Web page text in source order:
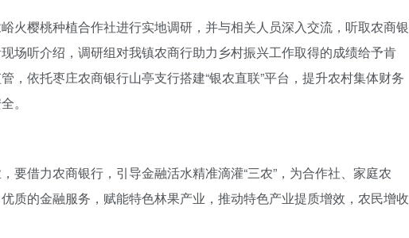
火樱桃种植合作社进行实地调研，并与相关人员深入交流，听取农商银
场听介绍，调研组对我镇农商行助力乡村振兴工作取得的成绩给予肯
，依托枣庄农商银行山亭支行搭建“银农直联”平台，提升农村集体财务
。
要借力农商银行，引导金融活水精准滴灌“三农”，为合作社、家庭农
质的金融服务，赋能特色林果产业，推动特色产业提质增效，农民增收